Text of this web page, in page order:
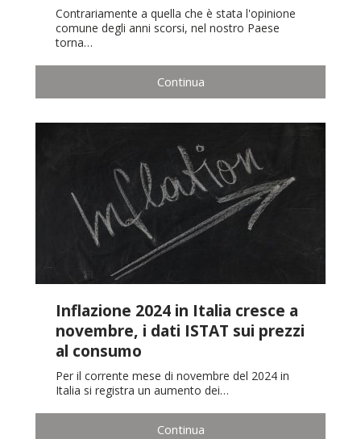
Contrariamente a quella che è stata l'opinione
comune degli anni scorsi, nel nostro Paese
torna…
Continua
Inflazione 2024 in Italia cresce a
novembre, i dati ISTAT sui prezzi
al consumo
Per il corrente mese di novembre del 2024 in
Italia si registra un aumento dei…
Continua